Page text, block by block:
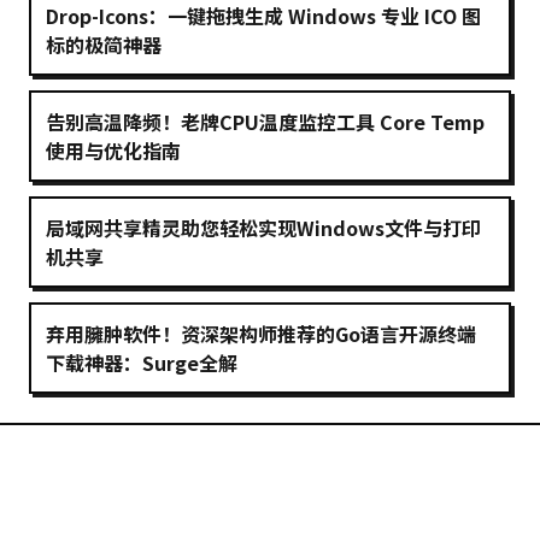
Drop-Icons：一键拖拽生成 Windows 专业 ICO 图
标的极简神器
告别高温降频！老牌CPU温度监控工具 Core Temp
使用与优化指南
局域网共享精灵助您轻松实现Windows文件与打印
机共享
弃用臃肿软件！资深架构师推荐的Go语言开源终端
下载神器：Surge全解